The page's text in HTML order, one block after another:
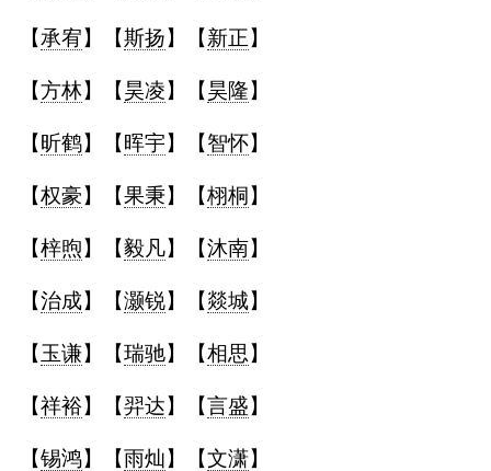
【承宥】【斯扬】【新正】
【方林】【昊凌】【昊隆】
【 昕鹤】【 晖宇】【智怀】
【权豪】【果秉】【栩桐 】
【梓煦】【毅凡】【沐南】
【治成】【灏锐】【燚城】
【玉谦】【瑞驰】【相思 】
【祥裕】【羿达】【言盛】
【锡鸿】【雨灿】【文潇】